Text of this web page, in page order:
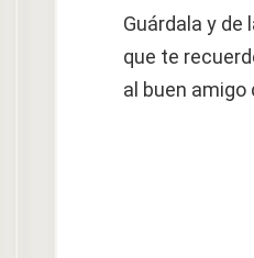
Guárdala y de
que te
al buen